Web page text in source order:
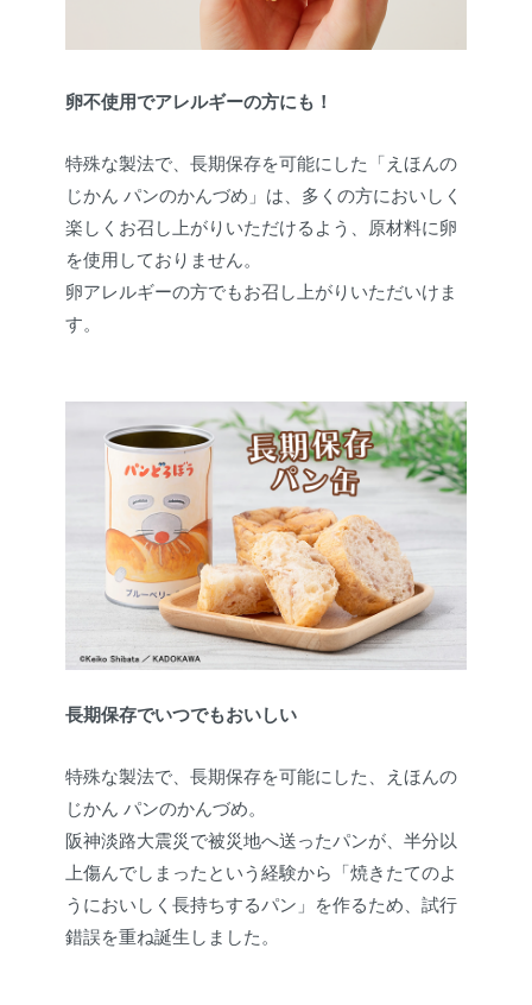
卵不使用でアレルギーの方にも！
特殊な製法で、長期保存を可能にした「えほんの
じかん パンのかんづめ」は、多くの方においしく
楽しくお召し上がりいただけるよう、原材料に卵
を使用しておりません。
卵アレルギーの方でもお召し上がりいただいけま
す。
長期保存でいつでもおいしい
特殊な製法で、長期保存を可能にした、えほんの
じかん パンのかんづめ。
阪神淡路大震災で被災地へ送ったパンが、半分以
上傷んでしまったという経験から「焼きたてのよ
うにおいしく長持ちするパン」を作るため、試行
錯誤を重ね誕生しました。